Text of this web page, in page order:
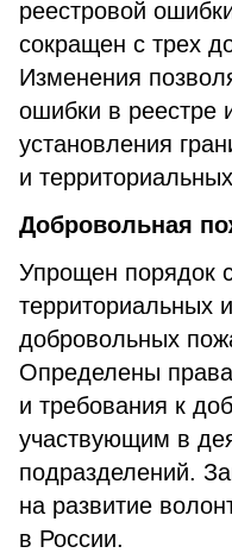
реестровой
сокращен с трех
Изменения
ошибки в реестре
установления
и
Добровольная
Упрощен порядок
территориальных
добровольных
Определены
и требования к
участвующим в
подразделений.
на развитие
в России.